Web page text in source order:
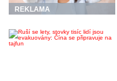
REKLAMA